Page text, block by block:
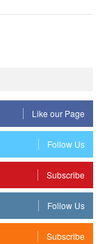
Like our Page
Follow Us
Subscribe
Follow Us
Subscribe